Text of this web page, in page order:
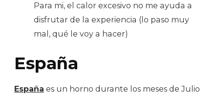
Para mi, el calor excesivo no me ayuda a
disfrutar de la experiencia (lo paso muy
mal, qué le voy a hacer)
España
España es un horno durante los meses de Julio